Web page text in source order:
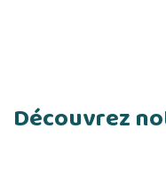
Découvrez